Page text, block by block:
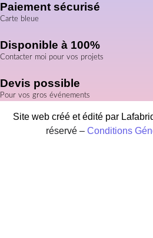
Paiement sécurisé
Carte bleue
Disponible à 100%
Contacter moi pour vos projets
Devis possible
Pour vos gros événements
Site web créé et édité par
réservé – Conditions